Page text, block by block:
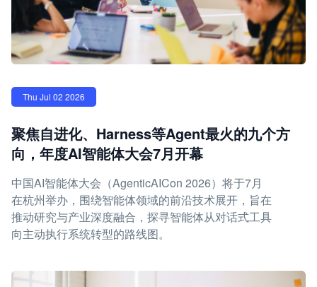
Thu Jul 02 2026
聚焦自进化、Harness等Agent最火的九个方
向，年度AI智能体大会7月开幕
中国AI智能体大会（AgenticAICon 2026）将于7月
在杭州举办，围绕智能体领域的前沿技术展开，旨在
推动研究与产业深度融合，探寻智能体从对话式工具
向主动执行系统转型的路线图。